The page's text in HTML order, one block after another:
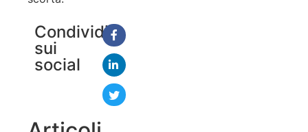
Condividi
sui
social